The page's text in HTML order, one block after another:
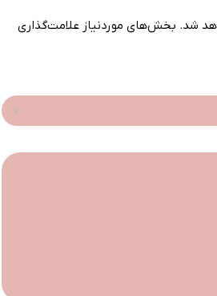
شد. بخش‌های موردنیاز علامت‌گذاری